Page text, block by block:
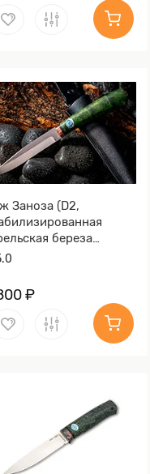
Заноза (D2,
береза
Медь)
₽